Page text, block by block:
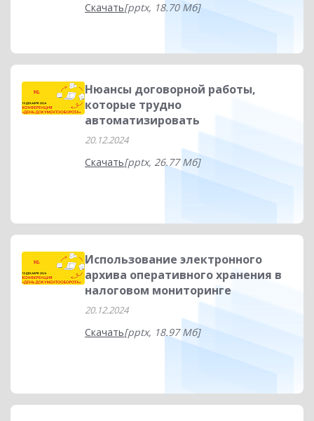
Скачать[pptx, 18.70 Мб]
Нюансы договорной работы,
которые трудно
автоматизировать
20.12.2024
Скачать[pptx, 26.77 Мб]
Использование электронного
архива оперативного хранения в
налоговом мониторинге
20.12.2024
Скачать[pptx, 18.97 Мб]